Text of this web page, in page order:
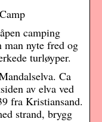
camping
man nyte fred og
turløyper.
Ca
av elva ved
fra Kristiansand.
strand, brygg